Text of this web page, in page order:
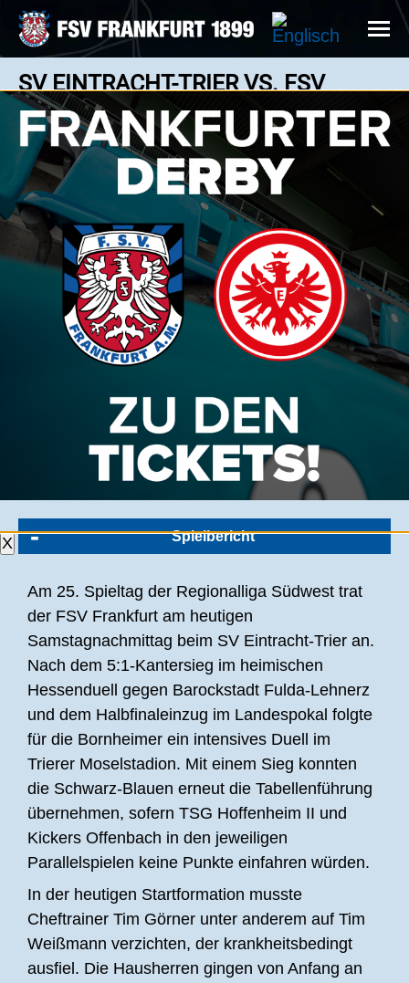
SV EINTRACHT-TRIER VS. FSV
FRANKFURT 3:3
3 : 3
Regionalliga Südwest - 22.03.2025 14:00 Uhr
Erzielte sein erstes Saisontor: George Iorga
TROTZ 0:2-RÜCKSTAND UND
AUFHOLJAGD: FSV VERSPIELT FÜHRUNG
IN LETZTER MINUTE
Spielbericht
Am 25. Spieltag der Regionalliga Südwest trat
der FSV Frankfurt am heutigen
Samstagnachmittag beim SV Eintracht-Trier an.
Nach dem 5:1-Kantersieg im heimischen
Hessenduell gegen Barockstadt Fulda-Lehnerz
und dem Halbfinaleinzug im Landespokal folgte
für die Bornheimer ein intensives Duell im
Trierer Moselstadion. Mit einem Sieg konnten
die Schwarz-Blauen erneut die Tabellenführung
übernehmen, sofern TSG Hoffenheim II und
Kickers Offenbach in den jeweiligen
Parallelspielen keine Punkte einfahren würden.
In der heutigen Startformation musste
Cheftrainer Tim Görner unter anderem auf Tim
Weißmann verzichten, der krankheitsbedingt
ausfiel. Die Hausherren gingen von Anfang an
X